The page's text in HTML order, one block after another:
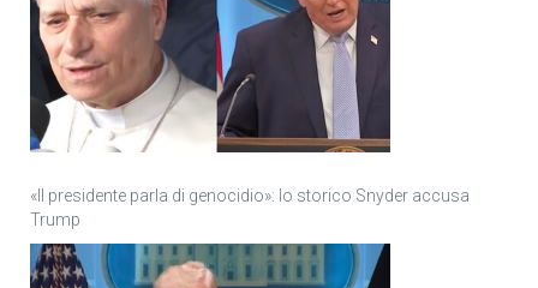
«Il presidente parla di genocidio»: lo storico Snyder accusa
Trump